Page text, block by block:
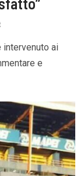
intervenuto ai
e